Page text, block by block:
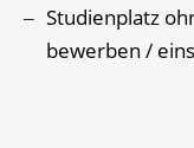
Studienplatz
bewerben /